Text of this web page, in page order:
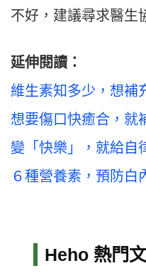
不好，建議尋求醫生
延伸閱讀：
維生素知多少，想補
想要傷口快癒合，就
變「快樂」，就給自
６種營養素，預防白
Heho 熱門